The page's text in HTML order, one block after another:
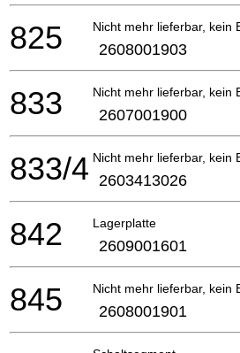
Nicht mehr lieferbar, kein
825 2608001903
Nicht mehr lieferbar, kein
833 2607001900
Nicht mehr lieferbar, kein
833/4 2603413026
Lagerplatte
842 2609001601
Nicht mehr lieferbar, kein
845 2608001901